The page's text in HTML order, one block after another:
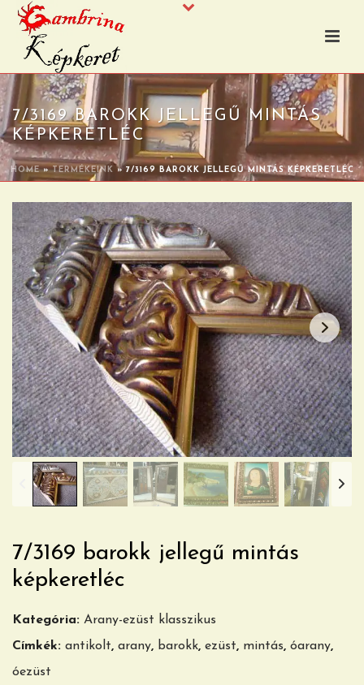
7/3169 BAROKK JELLEGŰ MINTÁS
KÉPKERETLÉC
HOME»TERMÉKEINK » 7/3169 BAROKK JELLEGŰ MINTÁS KÉPKERETLÉC
7/3169 barokk jellegű mintás
képkeretléc
Kategória: Arany-ezüst klasszikus
Címkék: antikolt, arany, barokk, ezüst, mintás, óarany,
óezüst